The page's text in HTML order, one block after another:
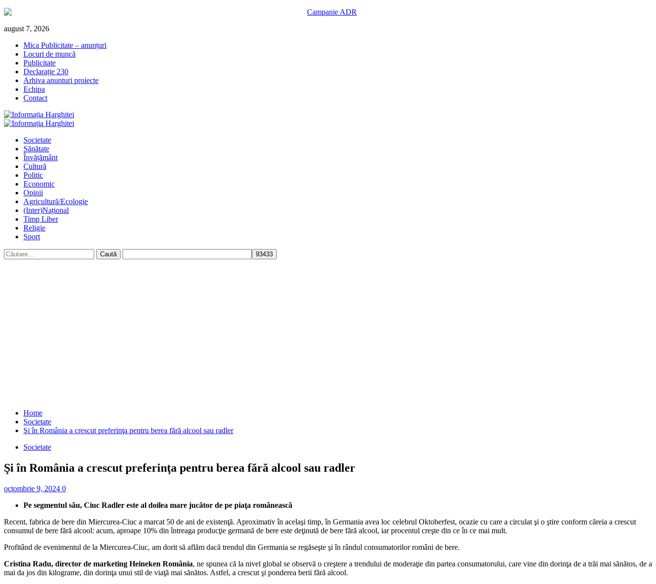
Skip
content
august 7, 2026
Mica Publicitate – anunțuri
Locuri de muncă
Publicitate
Declarație 230
Arhiva anunturi proiecte
Echipa
Contact
Primary
Societate
Sănătate
Învățământ
Cultură
Politic
Economic
Opinii
Agricultură/Ecologie
(Inter)Național
Timp Liber
Religie
Sport
Caută
după:
Home
Societate
Şi în România a crescut preferinţa pentru berea fără alcool sau radler
Societate
Şi în România a crescut preferinţa pentru berea fără alcool sau radler
octombrie 9, 2024 0
Pe segmentul său, Ciuc Radler este al doilea mare jucător de pe piaţa românească
Recent, fabrica de bere din Miercurea-Ciuc a marcat 50 de ani de existenţă. Aproximativ în acelaşi timp, în Germania avea loc celebrul Oktoberfest, ocazie cu care a circulat şi o ştire conform căreia a crescut
consumul de bere fără alcool: acum, aproape 10% din întreaga producţie germană de bere este deţinută de bere fără alcool, iar procentul creşte din ce în ce mai mult.
Profitând de evenimentul de la Miercurea-Ciuc, am dorit să aflăm dacă trendul din Germania se regăseşte şi în rândul consumatorilor români de bere.
Cristina Radu, director de marketing Heineken România, ne spunea că la nivel global se observă o creştere a trendului de moderaţie din partea consumatorului, care vine din dorinţa de a trăi mai sănătos, de a
mai da jos din kilograme, din dorinţa unui stil de viaţă mai sănătos. Astfel, a crescut şi ponderea berii fără alcool.